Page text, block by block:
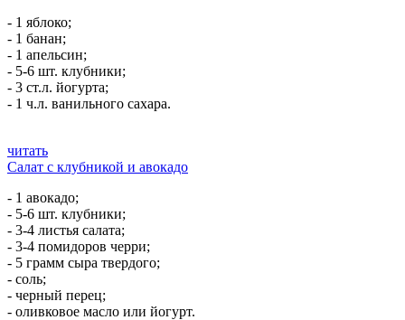
- 1 яблоко;
- 1 банан;
- 1 апельсин;
- 5-6 шт. клубники;
- 3 ст.л. йогурта;
- 1 ч.л. ванильного сахара.
читать
Салат с клубникой и авокадо
- 1 авокадо;
- 5-6 шт. клубники;
- 3-4 листья салата;
- 3-4 помидоров черри;
- 5 грамм сыра твердого;
- соль;
- черный перец;
- оливковое масло или йогурт.